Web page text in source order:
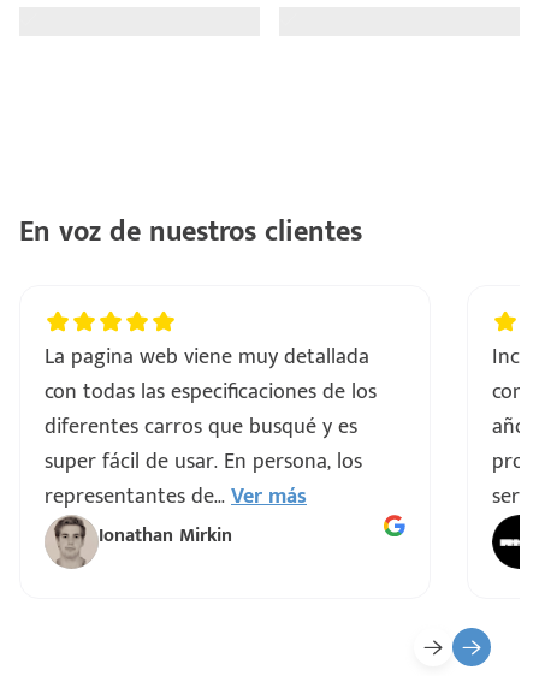
En voz de nuestros clientes
La pagina web viene muy detallada
con todas las especificaciones de los
diferentes carros que busqué y es
super fácil de usar. En persona, los
representantes de...Ver más
Ionathan Mirkin